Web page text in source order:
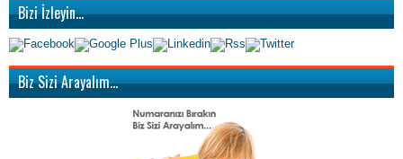
Bizi İzleyin…
Biz Sizi Arayalım…